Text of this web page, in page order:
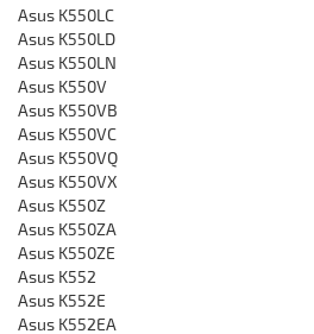
Asus K550LC
Asus K550LD
Asus K550LN
Asus K550V
Asus K550VB
Asus K550VC
Asus K550VQ
Asus K550VX
Asus K550Z
Asus K550ZA
Asus K550ZE
Asus K552
Asus K552E
Asus K552EA